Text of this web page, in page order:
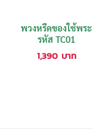
พวงหรีดของใช้พระ
รหัส TC01
1,390 บาท